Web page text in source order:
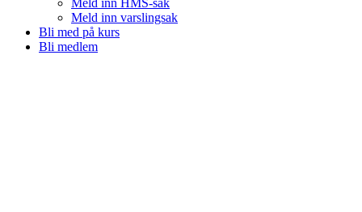
Meld inn HMS-sak
Meld inn varslingsak
Bli med på kurs
Bli medlem